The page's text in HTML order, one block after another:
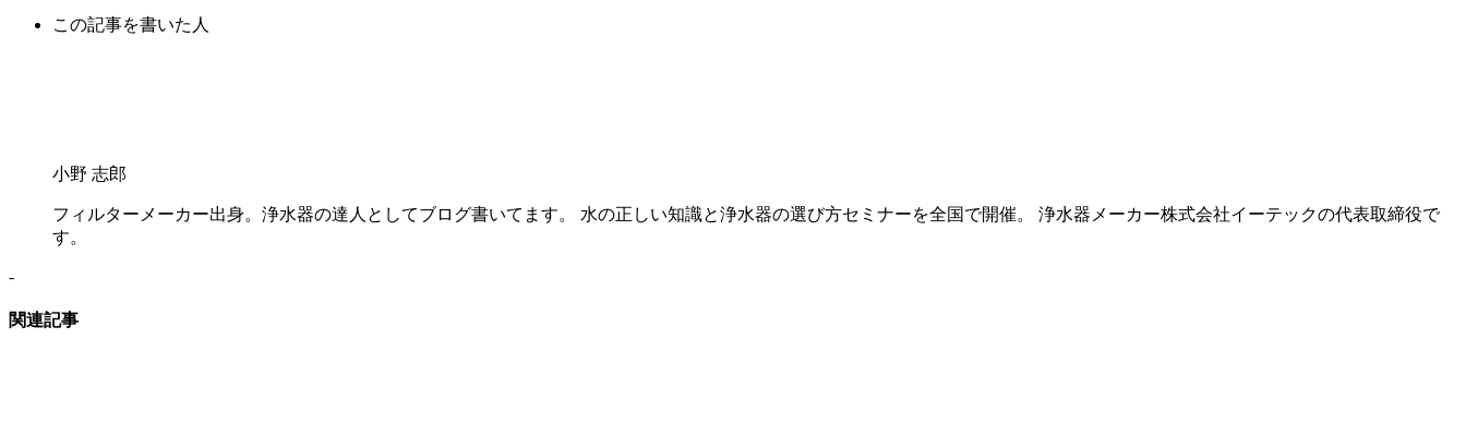
この記事を書いた人
小野 志郎
フィルターメーカー出身。浄水器の達人としてブログ書いてます。 水の正しい知識と浄水器の選び方セミナーを全国で開催。 浄水器メーカー株式会社イーテックの代表取締役で
す。
-
関連記事